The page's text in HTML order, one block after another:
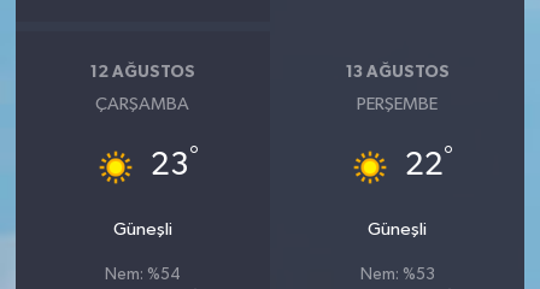
12 AĞUSTOS
ÇARŞAMBA
23°
Güneşli
Nem: %54
13 AĞUSTOS
PERŞEMBE
22°
Güneşli
Nem: %53